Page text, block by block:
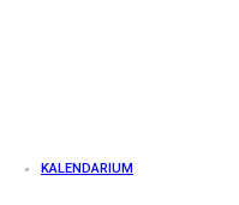
KALENDARIUM